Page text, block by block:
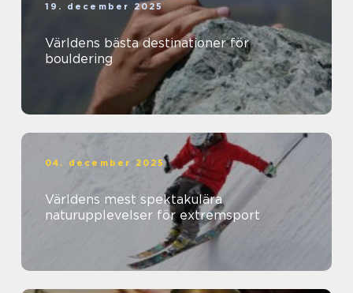
19. december 2025
Världens bästa destinationer för
bouldering
04. december 2025
Världens mest spektakulära
naturupplevelser för extremsport